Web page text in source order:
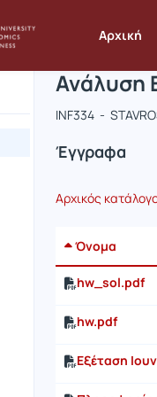
Αρχική
Αρχική Σελίδα
Μάθημα :
Κωδικός :
Ανάλυση
INF334 -
Έγγραφα
Αρχικός
Όνομα
hw_sol.pdf
hw.pdf
Εξέταση